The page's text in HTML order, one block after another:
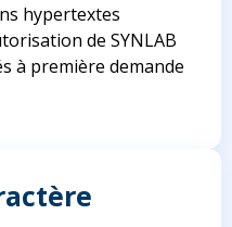
hypertextes
de SYNLAB
à première demande